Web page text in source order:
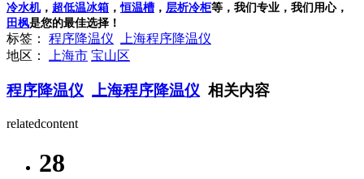
冷水机， 超低温冰箱 ，恒温槽 ， 层析冷柜等，我们专业，我们用心，
田枫是您的最佳选择！
标签： 程序降温仪
上海程序降温仪
地区：
上海市 宝山区
程序降温仪 上海程序降温仪 相关内容
relatedcontent
28